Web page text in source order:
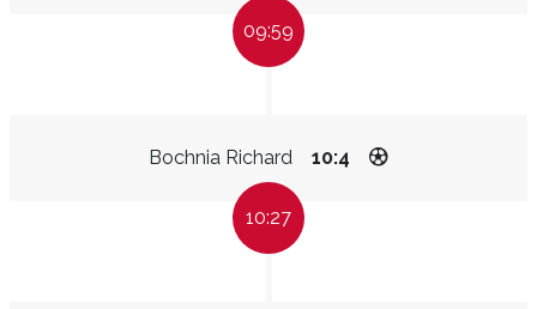
09:59
Bochnia Richard 10:4
10:27